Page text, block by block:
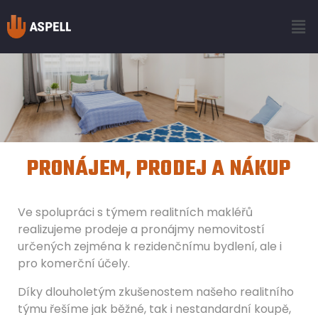
PRONÁJEM, PRODEJ A NÁKUP
Ve spolupráci s týmem realitních makléřů
realizujeme prodeje a pronájmy nemovitostí
určených zejména k rezidenčnímu bydlení, ale i
pro komerční účely.
Díky dlouholetým zkušenostem našeho realitního
týmu řešíme jak běžné, tak i nestandardní koupě,